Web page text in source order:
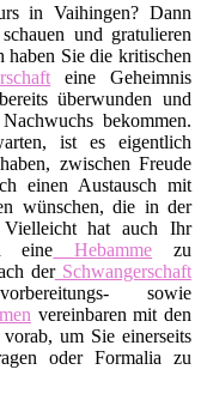
in Vaihingen? Dann
und gratulieren
haben Sie die kritischen
eine Geheimnis
überwunden und
bekommen.
ist es eigentlich
zwischen Freude
einen Austausch mit
wünschen, die in der
hat auch Ihr
eine Hebamme zu
derSchwangerschaft
sowie
vereinbaren mit den
um Sie einerseits
oder Formalia zu